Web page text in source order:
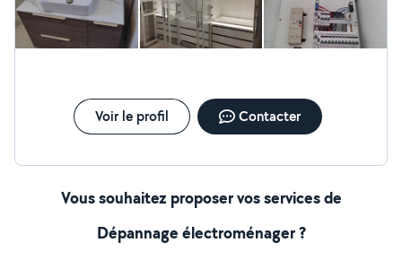
Voir le profil Contacter
Vous souhaitez proposer vos services de
Dépannage électroménager ?